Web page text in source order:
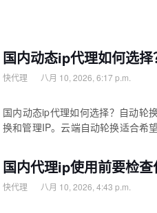
国内动态ip代理如何选
快代理 八月 10, 2026, 6:17 p.m.
国内动态ip代理如何选择？自动轮
换和管理IP。云端自动轮换适合希
国内代理ip使用前要检
快代理 八月 10, 2026, 4:43 p.m.